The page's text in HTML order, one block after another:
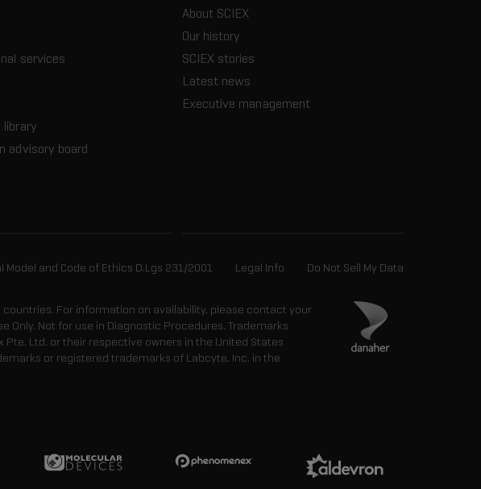
services
library
advisory board
About SCIEX
Our history
SCIEX stories
Latest news
Executive management
Model and Code of Ethics D.Lgs 231/2001 Legal Info Do Not Sell My Data
countries. For information on availability, please contact your
Not for use in Diagnostic Procedures. Trademarks
Ltd. or their respective owners in the United States
or registered trademarks of Labcyte, Inc. in the